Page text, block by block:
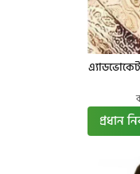
প্রধান